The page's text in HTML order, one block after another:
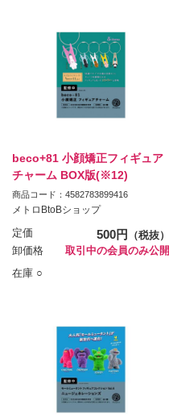
beco+81 小顔矯正フィギュア
チャーム BOX版(※12)
商品コード：4582783899416
メトロBtoBショップ
定価 500円
（税抜）
卸価格
取引中の会員のみ公開
在庫 ○